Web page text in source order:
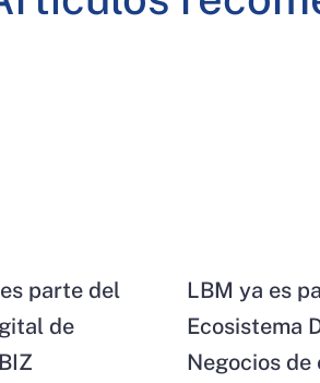
parte del
de
LBM ya es
Ecosistema
Negocios de